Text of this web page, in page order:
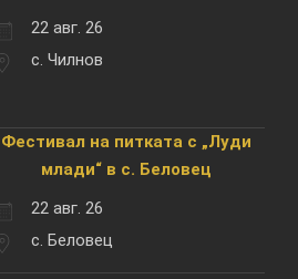
22 авг. 26
с. Чилнов
Фестивал на питката с „Луди
млади“ в с. Беловец
22 авг. 26
с. Беловец